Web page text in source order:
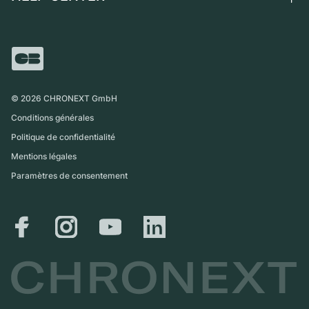
International
Magazine
Retrait sur place
© 2026 CHRONEXT GmbH
Conditions générales
Politique de confidentialité
Mentions légales
Paramètres de consentement